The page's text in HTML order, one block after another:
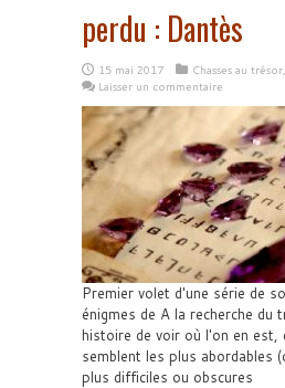
perdu : Dantès
15 mai 2017 Chasses au trésor,
Laisser un commentaire
Premier volet d'une série de
énigmes de A la recherche du
histoire de voir où l'on en est,
semblent les plus abordables
plus difficiles ou obscures